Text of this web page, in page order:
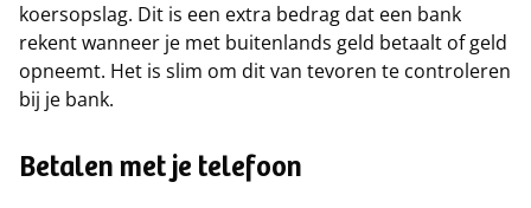
koersopslag. Dit is een extra bedrag dat een bank
rekent wanneer je met buitenlands geld betaalt of geld
opneemt. Het is slim om dit van tevoren te controleren
bij je bank.
Betalen met je telefoon